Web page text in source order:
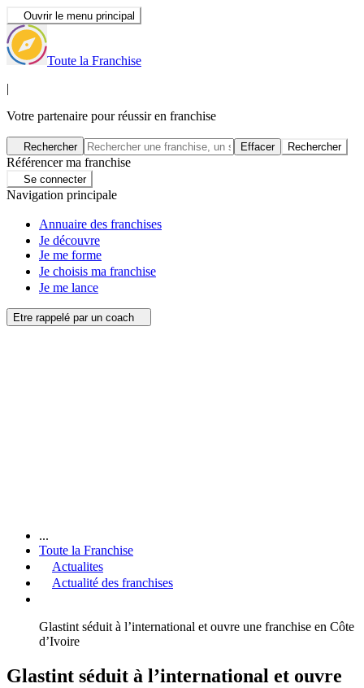
Ouvrir le menu principal
Toute la Franchise
|
Votre partenaire pour réussir en franchise
Rechercher Effacer Rechercher
Référencer ma franchise
Se connecter
Navigation principale
Annuaire des franchises
Je découvre
Je me forme
Je choisis ma franchise
Je me lance
Etre rappelé par un coach
...
Toute la Franchise
Actualites
Actualité des franchises
Glastint séduit à l’international et ouvre une franchise en Côte
d’Ivoire
Glastint séduit à l’international et ouvre